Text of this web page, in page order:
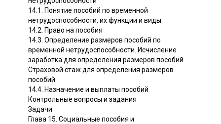
14.1. Понятие пособий по временной
нетрудоспособности, их функции и виды
14.2. Право на пособия
14.3. Определение размеров пособий по
временной нетрудоспособности. Исчисление
заработка для определения размеров пособий.
Страховой стаж для определения размеров
пособий
14.4. Назначение и выплаты пособий
Контрольные вопросы и задания
Задачи
Глава 15. Социальные пособия и